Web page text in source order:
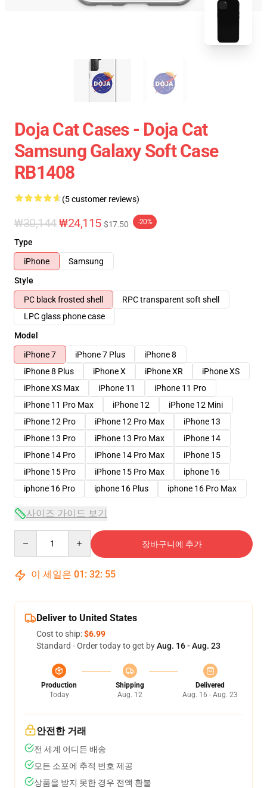
Doja Cat Cases - Doja Cat
Samsung Galaxy Soft Case
RB1408
(5 customer reviews)
₩30,144₩24,115 $17.50 -20%
Type
iPhone
Samsung
Style
PC black frosted shell
RPC transparent soft shell
LPC glass phone case
Model
iPhone 7
iPhone 7 Plus
iPhone 8
iPhone 8 Plus
iPhone X iPhone XR
iPhone XS
iPhone XS Max
iPhone 11
iPhone 11 Pro
iPhone 11 Pro Max
iPhone 12
iPhone 12 Mini
iPhone 12 Pro
iPhone 12 Pro Max
iPhone 13
iPhone 13 Pro
iPhone 13 Pro Max
iPhone 14
iPhone 14 Pro
iPhone 14 Pro Max
iPhone 15
iPhone 15 Pro
iPhone 15 Pro Max
iphone 16
iphone 16 Pro
iphone 16 Plus iphone 16 Pro Max
사이즈 가이드 보기
장바구니에 추가
이 세일은 01 : 32: 54
Deliver to United States
Cost to ship:$6.99
Standard - Order today to get byAug. 16 - Aug. 23
Production
Today
Shipping
Aug. 12
Delivered
Aug. 16 - Aug. 23
안전한 거래
전 세계 어디든 배송
모든 소포에 추적 번호 제공
상품을 받지 못한 경우 전액 환불